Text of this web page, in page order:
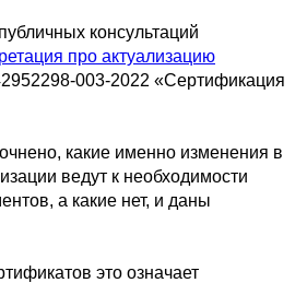
консультаций
про актуализацию
003-2022 «Сертификация
какие именно изменения в
ведут к необходимости
а какие нет, и даны
это означает